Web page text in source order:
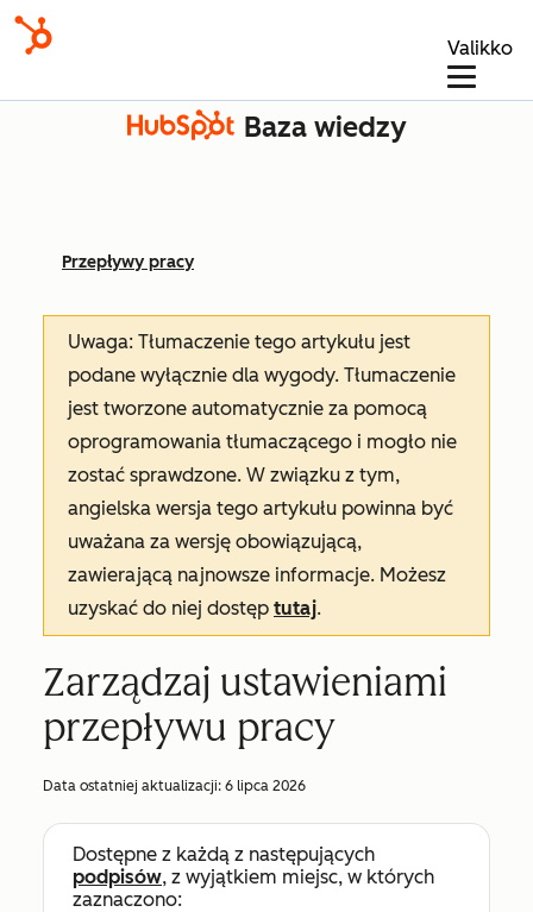
Valikko
Baza wiedzy
Przepływy pracy
Uwaga: Tłumaczenie tego artykułu jest
podane wyłącznie dla wygody. Tłumaczenie
jest tworzone automatycznie za pomocą
oprogramowania tłumaczącego i mogło nie
zostać sprawdzone. W związku z tym,
angielska wersja tego artykułu powinna być
uważana za wersję obowiązującą,
zawierającą najnowsze informacje. Możesz
uzyskać do niej dostęp tutaj.
Zarządzaj ustawieniami
przepływu pracy
Data ostatniej aktualizacji: 6 lipca 2026
Dostępne z każdą z następujących
podpisów, z wyjątkiem miejsc, w których
zaznaczono: